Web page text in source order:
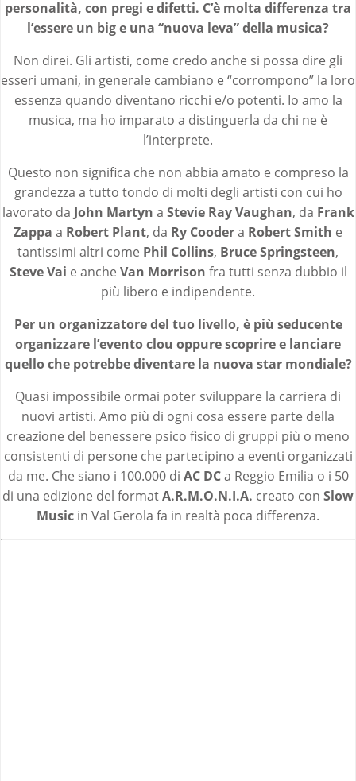
personalità, con pregi e difetti. C’è molta differenza tra
l’essere un big e una “nuova leva” della musica?
Non direi. Gli artisti, come credo anche si possa dire gli
esseri umani, in generale cambiano e “corrompono” la loro
essenza quando diventano ricchi e/o potenti. Io amo la
musica, ma ho imparato a distinguerla da chi ne è
l’interprete.
Questo non significa che non abbia amato e compreso la
grandezza a tutto tondo di molti degli artisti con cui ho
lavorato da John Martyn a Stevie Ray Vaughan, da Frank
Zappa a Robert Plant, da Ry Coodera Robert Smith e
tantissimi altri come Phil Collins, Bruce Springsteen,
Steve Vai e anche Van Morrison fra tutti senza dubbio il
più libero e indipendente.
Per un organizzatore del tuo livello, è più seducente
organizzare l’evento clou oppure scoprire e lanciare
quello che potrebbe diventare la nuova star mondiale?
Quasi impossibile ormai poter sviluppare la carriera di
nuovi artisti. Amo più di ogni cosa essere parte della
creazione del benessere psico fisico di gruppi più o meno
consistenti di persone che partecipino a eventi organizzati
da me. Che siano i 100.000 di AC DCa Reggio Emilia o i 50
di una edizione del formatA.R.M.O.N.I.A. creato con Slow
Music in Val Gerola fa in realtà poca differenza.